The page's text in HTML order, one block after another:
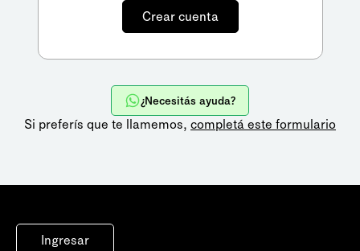
¿Necesitás ayuda?
Si preferís que te llamemos, completá este formulario
Ingresar